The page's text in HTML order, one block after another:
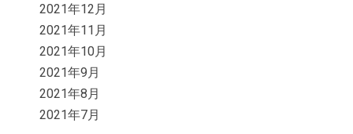
2021年12月
2021年11月
2021年10月
2021年9月
2021年8月
2021年7月